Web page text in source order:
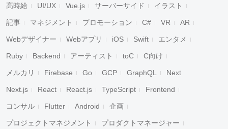
高時給 UI/UX Vue.js サーバーサイド イラスト
記事 マネジメント プロモーション C# VR AR
Webデザイナー Webアプリ iOS Swift エンタメ
Ruby Backend アーティスト toC C向け
メルカリ Firebase Go GCP GraphQL Next
Next.js React React.js TypeScript Frontend
コンサル Flutter Android 企画
プロジェクトマネジメント プロダクトマネージャー